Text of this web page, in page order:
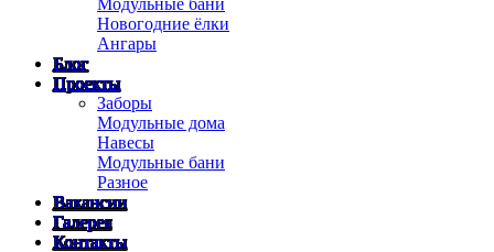
Модульные бани
Новогодние ёлки
Ангары
Блог
Проекты
Заборы
Модульные дома
Навесы
Модульные бани
Разное
Вакансии
Галерея
Контакты